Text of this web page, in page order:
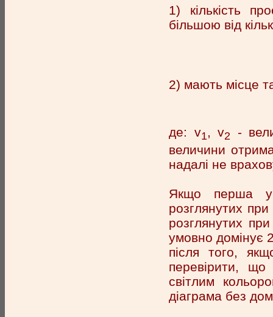
1) кількість
більшою від
2) мають місце
де: v1 , v2
-
величини
надалі не
Якщо перша
розглянутих при
розглянутих
умовно домінує
після того,
перевірити, що
світлим
діаграма без